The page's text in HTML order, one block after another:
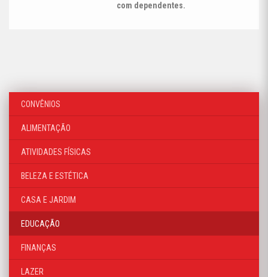
com dependentes.
CONVÊNIOS
ALIMENTAÇÃO
ATIVIDADES FÍSICAS
BELEZA E ESTÉTICA
CASA E JARDIM
EDUCAÇÃO
FINANÇAS
LAZER